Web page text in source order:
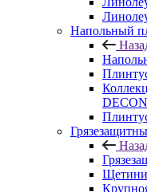
Напольный